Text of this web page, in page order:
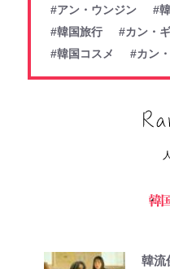
#アン・ウンジン
#
#韓国旅行
#カン・
#韓国コスメ
#カン
韓流